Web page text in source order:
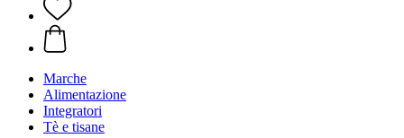
Marche
Alimentazione
Integratori
Tè e tisane